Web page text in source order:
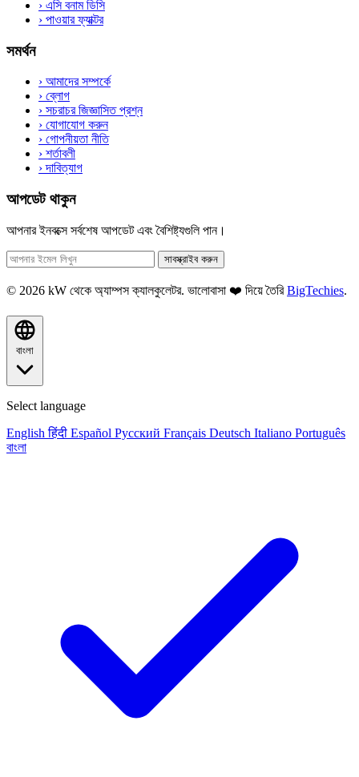
› এসি বনাম ডিসি
› পাওয়ার ফ্যাক্টর
সমর্থন
› আমাদের সম্পর্কে
› ব্লোগ
› সচরাচর জিজ্ঞাসিত প্রশ্ন
› যোগাযোগ করুন
› গোপনীয়তা নীতি
› শর্তাবলী
›দাবিত্যাগ
আপডেট থাকুন
আপনার ইনবক্সে সর্বশেষ আপডেট এবং বৈশিষ্ট্যগুলি পান।
সাবস্ক্রাইব করুন
© 2026 kW থেকে অ্যাম্পস ক্যালকুলেটর. ভালোবাসা ❤️ দিয়ে তৈরিBigTechies.
বাংলা
Select language
English हिंदी Español Русский Français Deutsch Italiano Português
বাংলা